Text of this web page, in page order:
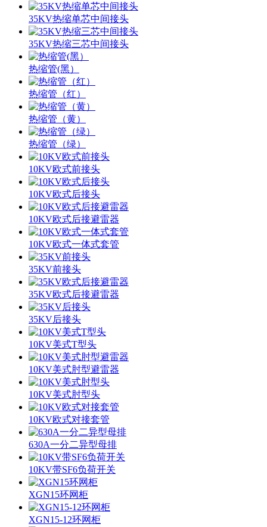
35KV热缩单芯中间接头
35KV热缩三芯中间接头
热缩管(黑）
热缩管（红）
热缩管（黄）
热缩管（绿）
10KV欧式前接头
10KV欧式后接头
10KV欧式后接避雷器
10KV欧式一体式套管
35KV前接头
35KV欧式后接避雷器
35KV后接头
10KV美式T型头
10KV美式肘型避雷器
10KV美式肘型头
10KV欧式对接套管
630A一分二异型母排
10KV带SF6负荷开关
XGN15环网柜
XGN15-12环网柜